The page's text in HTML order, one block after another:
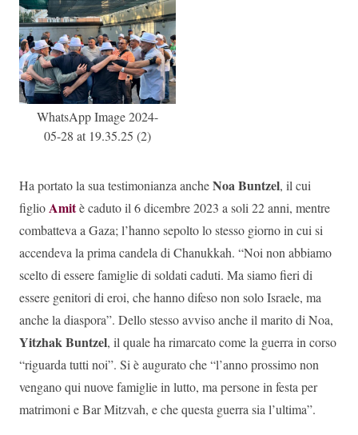
WhatsApp Image 2024-
05-28 at 19.35.25 (2)
Ha portato la sua testimonianza ancheNoa Buntzel, il cui
figlio Amitè caduto il 6 dicembre 2023 a soli 22 anni, mentre
combatteva a Gaza; l’hanno sepolto lo stesso giorno in cui si
accendeva la prima candela di Chanukkah. “Noi non abbiamo
scelto di essere famiglie di soldati caduti. Ma siamo fieri di
essere genitori di eroi, che hanno difeso non solo Israele, ma
anche la diaspora”. Dello stesso avviso anche il marito di Noa,
Yitzhak Buntzel, il quale ha rimarcato come la guerra in corso
“riguarda tutti noi”. Si è augurato che “l’anno prossimo non
vengano qui nuove famiglie in lutto, ma persone in festa per
matrimoni e Bar Mitzvah, e che questa guerra sia l’ultima”.